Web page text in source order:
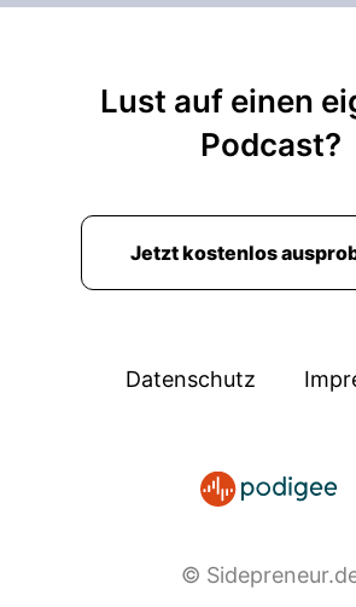
Lust auf einen
Podcast?
Jetzt kostenlos
Datenschutz
©